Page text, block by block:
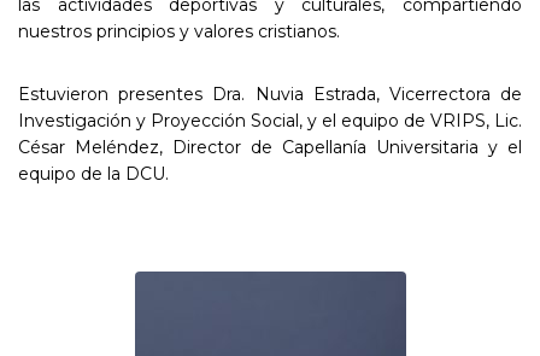
las actividades deportivas y culturales, compartiendo
nuestros principios y valores cristianos.
Estuvieron presentes Dra. Nuvia Estrada, Vicerrectora de
Investigación y Proyección Social, y el equipo de VRIPS, Lic.
César Meléndez, Director de Capellanía Universitaria y el
equipo de la DCU.